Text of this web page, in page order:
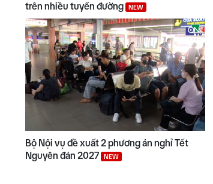
trên nhiều tuyến đường
NEW
Bộ Nội vụ đề xuất 2 phương án nghỉ Tết
Nguyên đán 2027
NEW